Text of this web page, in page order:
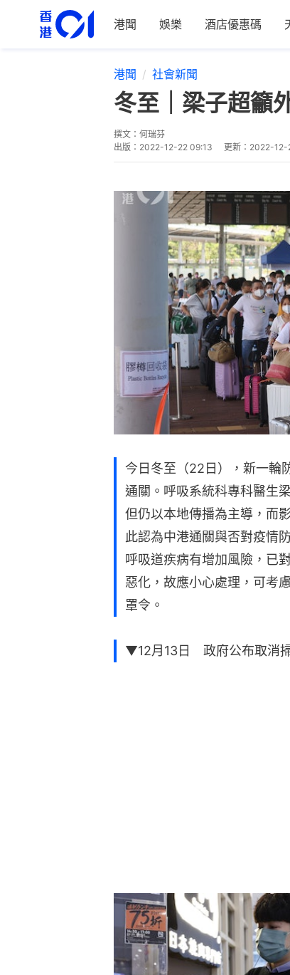
港聞 娛樂 酒店優惠碼
港聞 社會新聞
冬至｜梁子超籲
撰文： 何瑞芬
出版： 2022-12-22 09:13 更新： 2022-12-
今日冬至（22日），新一輪
通關。呼吸系統科專科醫生
但仍以本地傳播為主導，而
此認為中港通關與否對疫情
呼吸道疾病有增加風險，已
惡化，故應小心處理，可考
罩令。
▼12月13日 政府公布取消